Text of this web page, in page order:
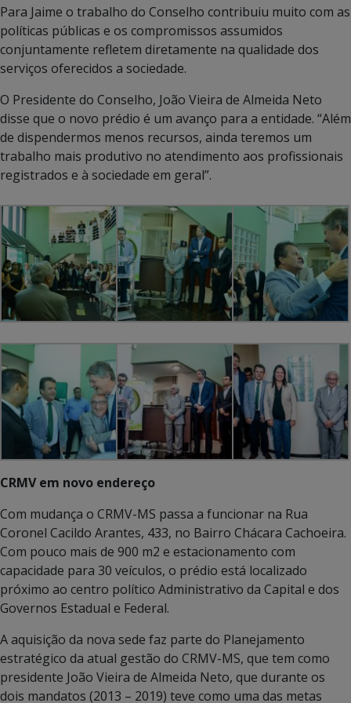
Para Jaime o trabalho do Conselho contribuiu muito com as
políticas públicas e os compromissos assumidos
conjuntamente refletem diretamente na qualidade dos
serviços oferecidos a sociedade.
O Presidente do Conselho, João Vieira de Almeida Neto
disse que o novo prédio é um avanço para a entidade. “Além
de dispendermos menos recursos, ainda teremos um
trabalho mais produtivo no atendimento aos profissionais
registrados e à sociedade em geral”.
CRMV em novo endereço
Com mudança o CRMV-MS passa a funcionar na Rua
Coronel Cacildo Arantes, 433, no Bairro Chácara Cachoeira.
Com pouco mais de 900 m2 e estacionamento com
capacidade para 30 veículos, o prédio está localizado
próximo ao centro político Administrativo da Capital e dos
Governos Estadual e Federal.
A aquisição da nova sede faz parte do Planejamento
estratégico da atual gestão do CRMV-MS, que tem como
presidente João Vieira de Almeida Neto, que durante os
dois mandatos (2013 – 2019) teve como uma das metas